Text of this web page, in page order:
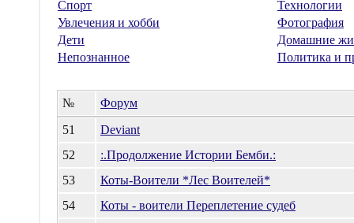
Спорт
Технологии
Увлечения и хобби
Фотография
Дети
Домашние
Непознанное
Политика и
№
Форум
51
Deviant
52
:.Продолжение Истории Бемби.:
53
Коты-Воители *Лес Воителей*
54
Коты - воители Переплетение судеб